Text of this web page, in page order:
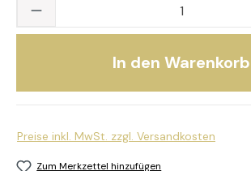
Produkt Anzahl: Gib den
In den Warenkorb
Preise inkl. MwSt. zzgl. Versandkosten
Zum Merkzettel hinzufügen